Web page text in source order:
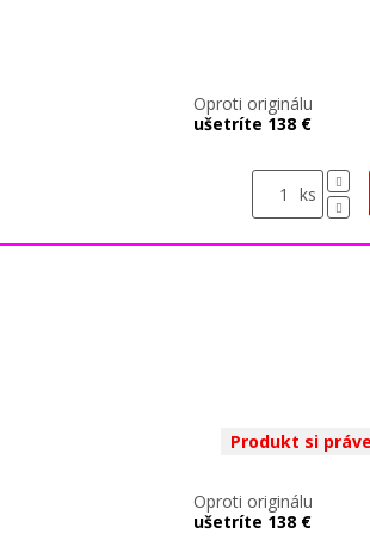
Oproti originálu
ušetríte 138 €
ks
Produkt si
Oproti originálu
ušetríte 138 €